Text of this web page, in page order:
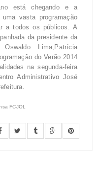
está chegando e a
vasta programação
a todos os públicos. A
da presidente da
Lima,Patrícia
do Verão 2014
na segunda-feira
Administrativo José
FCJOL